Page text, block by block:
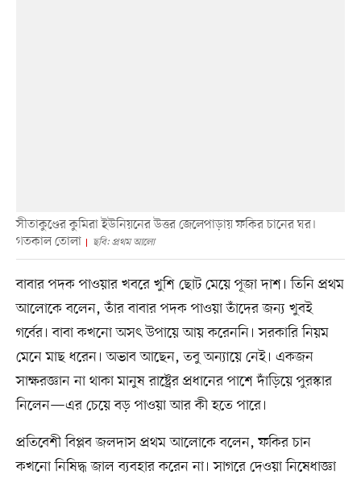
সীতাকুণ্ডের কুমিরা ইউনিয়নের উত্তর জেলেপাড়ায় ফকির চানের ঘর।
গতকাল তোলা
ছবি: প্রথম আলো
বাবার পদক পাওয়ার খবরে খুশি ছোট মেয়ে পূজা দাশ। তিনি প্রথম
আলোকে বলেন, তাঁর বাবার পদক পাওয়া তাঁদের জন্য খুবই
গর্বের। বাবা কখনো অসৎ উপায়ে আয় করেননি। সরকারি নিয়ম
মেনে মাছ ধরেন। অভাব আছেন, তবু অন্যায়ে নেই। একজন
সাক্ষরজ্ঞান না থাকা মানুষ রাষ্ট্রের প্রধানের পাশে দাঁড়িয়ে পুরস্কার
নিলেন—এর চেয়ে বড় পাওয়া আর কী হতে পারে।
প্রতিবেশী বিপ্লব জলদাস প্রথম আলোকে বলেন, ফকির চান
কখনো নিষিদ্ধ জাল ব্যবহার করেন না। সাগরে দেওয়া নিষেধাজ্ঞা